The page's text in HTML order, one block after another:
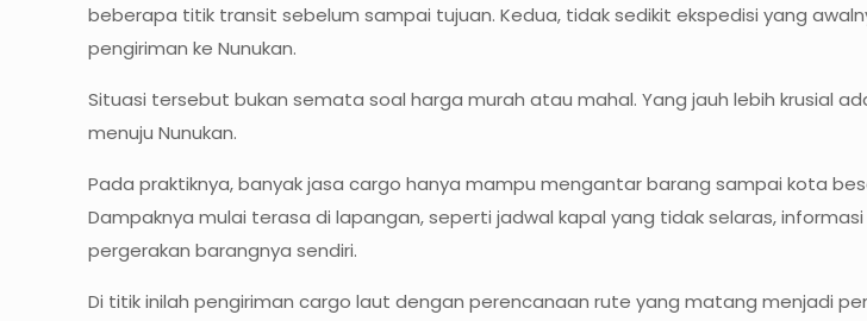
beberapa titik transit sebelum sampai tujuan. Kedua, tidak sedikit ekspedisi yang
pengiriman ke Nunukan.
Situasi tersebut bukan semata soal harga murah atau mahal. Yang jauh lebih krusial
menuju Nunukan.
Pada praktiknya, banyak jasa cargo hanya mampu mengantar barang sampai kota
Dampaknya mulai terasa di lapangan, seperti jadwal kapal yang tidak selaras,
pergerakan barangnya sendiri.
Di titik inilah pengiriman cargo laut dengan perencanaan rute yang matang menjadi